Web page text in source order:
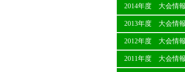
2014年度 大会情報
2013年度 大会情報
2012年度 大会情報
2011年度 大会情報